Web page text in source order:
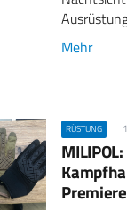
Mehr
RÜSTUNG
Premiere